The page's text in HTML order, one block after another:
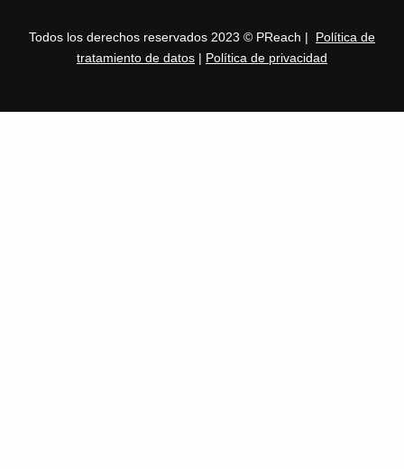
Todos los derechos reservados 2023 © PReach | Política de
tratamiento de datos | Política de privacidad